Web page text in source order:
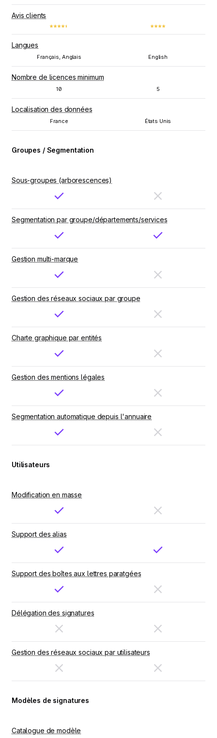
Avis clients
Langues
Français, Anglais English
Nombre de licences minimum
10 5
Localisation des données
France États Unis
Groupes / Segmentation
Sous-groupes (arborescences)
Segmentation par groupe/départements/services
Gestion multi-marque
Gestion des réseaux sociaux par groupe
Charte graphique par entités
Gestion des mentions légales
Segmentation automatique depuis l'annuaire
Utilisateurs
Modification en masse
Support des alias
Support des boîtes aux lettres paratgées
Délégation des signatures
Gestion des réseaux sociaux par utilisateurs
Modèles de signatures
Catalogue de modèle